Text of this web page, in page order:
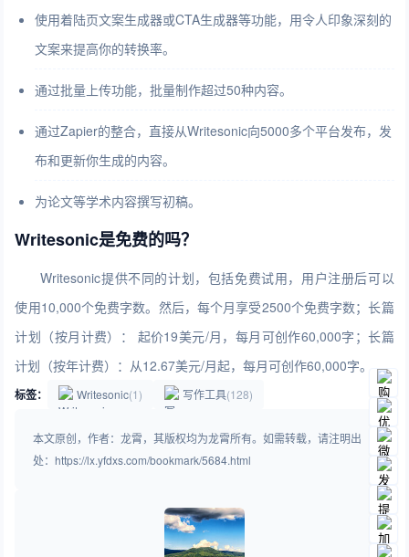
使用着陆页文案生成器或CTA生成器等功能，用令人印象深刻的
文案来提高你的转换率。
通过批量上传功能，批量制作超过50种内容。
通过Zapier的整合，直接从Writesonic向5000多个平台发布，发
布和更新你生成的内容。
为论文等学术内容撰写初稿。
Writesonic是免费的吗？
Writesonic提供不同的计划，包括免费试用，用户注册后可以
使用10,000个免费字数。然后，每个月享受2500个免费字数；长篇
计划（按月计费）： 起价19美元/月，每月可创作60,000字；长篇
计划（按年计费）：从12.67美元/月起，每月可创作60,000字。
标签： Writesonic(1) 写作工具(128)
本文原创，作者：龙霄，其版权均为龙霄所有。如需转载，请注明出
处：https://lx.yfdxs.com/bookmark/5684.html